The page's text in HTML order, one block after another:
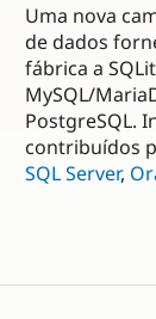
Uma nova
de dados
fábrica a
MySQL/
PostgreSQL.
contribuídos
SQL Server,